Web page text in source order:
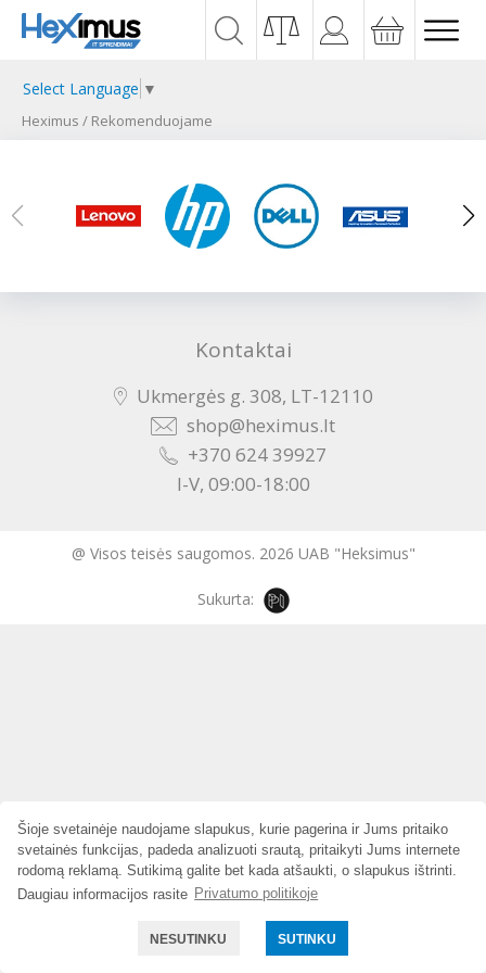
Šioje svetainėje naudojame slapukus, kurie pagerina ir Jums pritaiko
svetainės funkcijas, padeda analizuoti srautą, pritaikyti Jums internete
rodomą reklamą. Sutikimą galite bet kada atšaukti, o slapukus ištrinti.
Daugiau informacijos rasite Privatumo politikoje
NESUTINKU SUTINKU
Select Language ▼
Heximus / Rekomenduojame
Kontaktai
Ukmergės g. 308, LT-12110
shop@heximus.lt
+370 624 39927
I-V, 09:00-18:00
@ Visos teisės saugomos. 2026 UAB "Heksimus"
Sukurta: